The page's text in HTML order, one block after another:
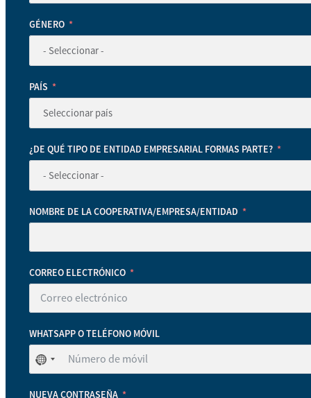
GÉNERO
PAÍS
¿DE QUÉ TIPO DE ENTIDAD EMPRESARIAL FORMAS PARTE?
NOMBRE DE LA COOPERATIVA/EMPRESA/ENTIDAD
CORREO ELECTRÓNICO
WHATSAPP O TELÉFONO MÓVIL
No
se
ha
NUEVA CONTRASEÑA